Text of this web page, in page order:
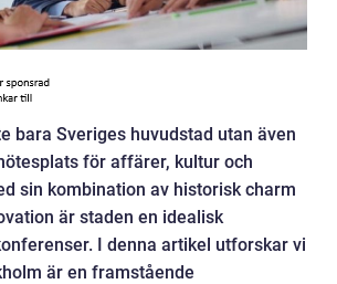
bara Sveriges huvudstad utan även
för affärer, kultur och
sin kombination av historisk charm
är staden en idealisk
I denna artikel utforskar vi
är en framstående